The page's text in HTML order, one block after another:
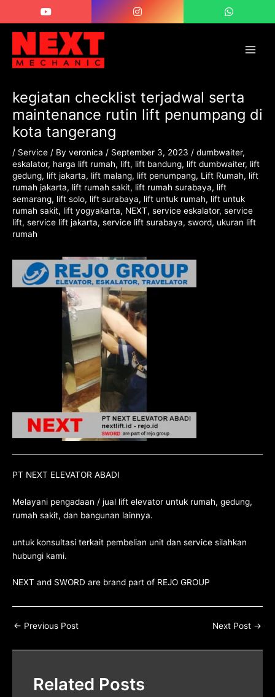
content
kegiatan checklist terjadwal serta
maintenance rutin lift penumpang di
kota tangerang
/ Service / By veronica / September 3, 2023 / dumbwaiter,
eskalator, harga lift rumah, lift, lift bandung, lift dumbwaiter, lift
gedung, lift jakarta, lift malang, lift penumpang, Lift Rumah, lift
rumah jakarta, lift rumah sakit, lift rumah surabaya, lift
semarang, lift solo, lift surabaya, lift untuk rumah, lift untuk
rumah sakit, lift yogyakarta, NEXT, service eskalator, service
lift, service lift jakarta, service lift surabaya, sword, ukuran lift
rumah
PT NEXT ELEVATOR ABADI
Melayani pengadaan / jual lift elevator untuk rumah, gedung,
rumah sakit, dan bangunan lainnya.
untuk konsultasi terkait pembelian unit dan service silahkan
hubungi kami.
NEXT and SWORD are brand part of REJO GROUP
navigation
← Previous Post Next Post →
Related Posts